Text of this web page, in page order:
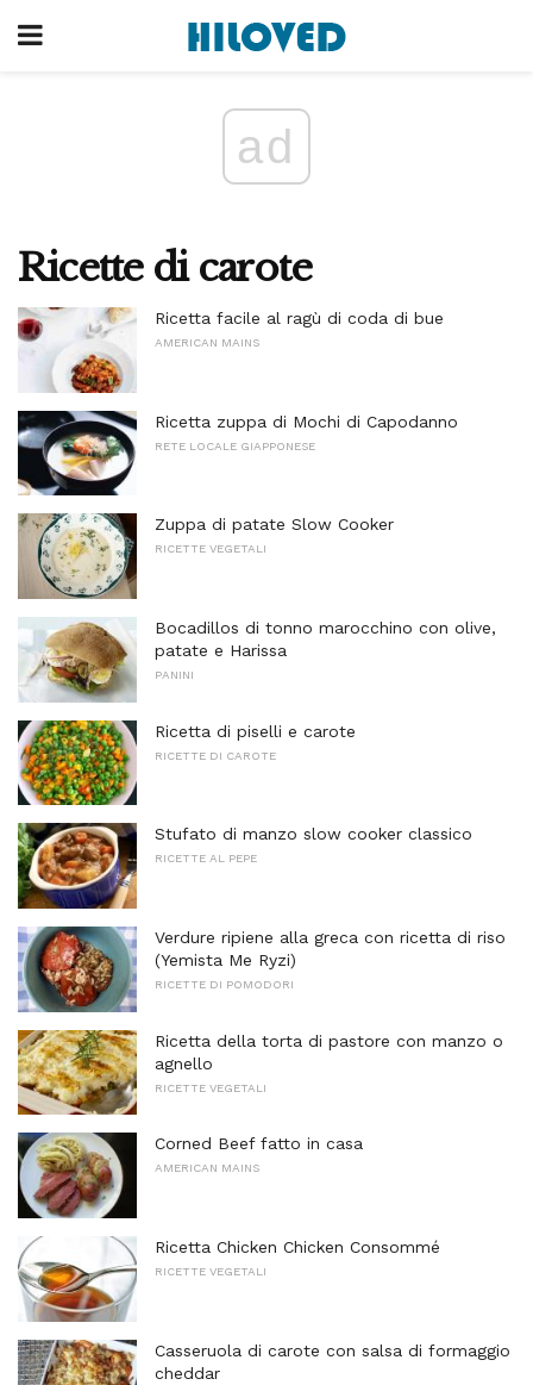
ad
Ricette di carote
Ricetta facile al ragù di coda di bue
AMERICAN MAINS
Ricetta zuppa di Mochi di Capodanno
RETE LOCALE GIAPPONESE
Zuppa di patate Slow Cooker
RICETTE VEGETALI
Bocadillos di tonno marocchino con olive,
patate e Harissa
PANINI
Ricetta di piselli e carote
RICETTE DI CAROTE
Stufato di manzo slow cooker classico
RICETTE AL PEPE
Verdure ripiene alla greca con ricetta di riso
(Yemista Me Ryzi)
RICETTE DI POMODORI
Ricetta della torta di pastore con manzo o
agnello
RICETTE VEGETALI
Corned Beef fatto in casa
AMERICAN MAINS
Ricetta Chicken Chicken Consommé
RICETTE VEGETALI
Casseruola di carote con salsa di formaggio
cheddar